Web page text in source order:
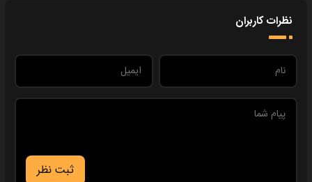
نظرات کاربران
ثبت نظر